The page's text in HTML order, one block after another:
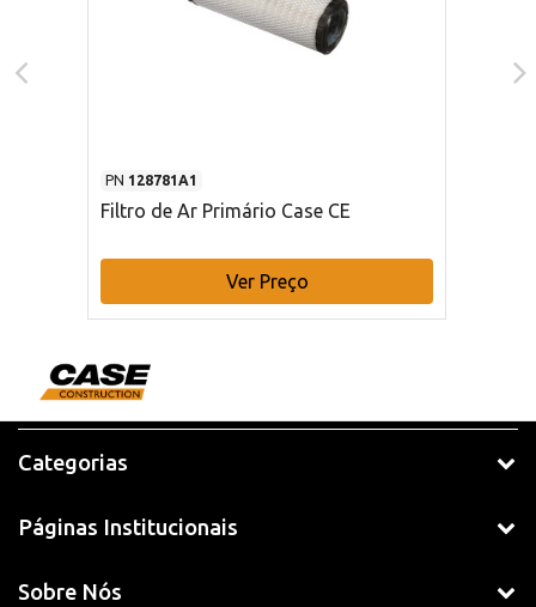
PN 128781A1
Filtro de Ar Primário Case CE
Ver Preço
Categorias
Páginas Institucionais
Sobre Nós